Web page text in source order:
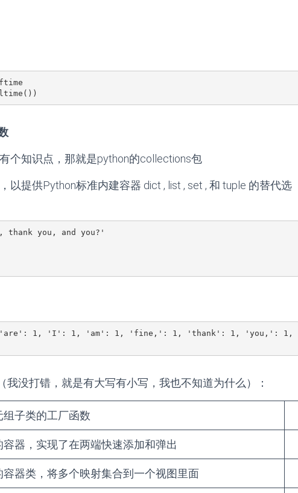
个知识点，那就是python的collections包
以提供Python标准内建容器 dict , list , set , 和 tuple 的替代选
you, and you?'
'are': 1, 'I': 1, 'am': 1, 'fine,': 1, 'thank': 1, 'you,': 1,
没打错，就是有大写有小写，我也不知道为什么）：
组子类的工厂函数
容器，实现了在两端快速添加和弹出
容器类，将多个映射集合到一个视图里面